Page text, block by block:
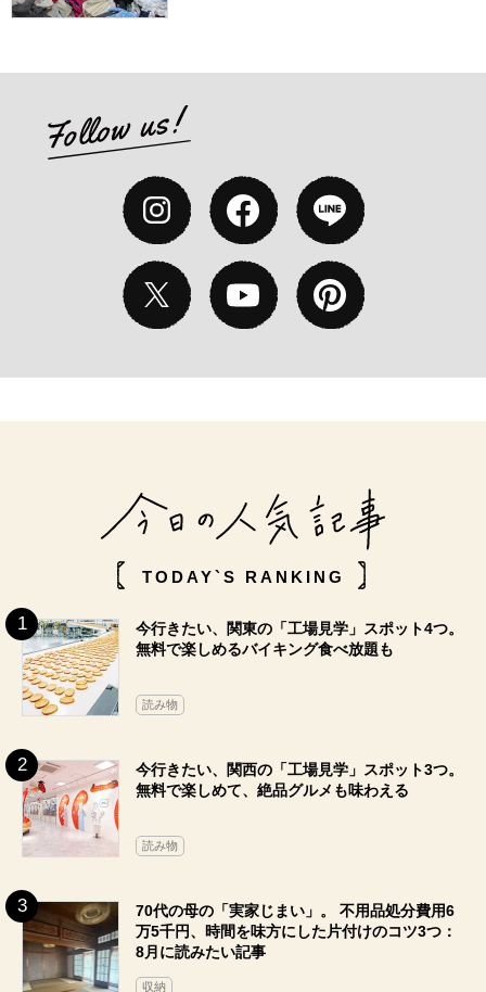
TODAY`S RANKING
今行きたい、関東の「工場見学」スポット4つ。
無料で楽しめるバイキング食べ放題も
読み物
今行きたい、関西の「工場見学」スポット3つ。
無料で楽しめて、絶品グルメも味わえる
読み物
70代の母の「実家じまい」。 不用品処分費用6
万5千円、時間を味方にした片付けのコツ3つ：
8月に読みたい記事
収納